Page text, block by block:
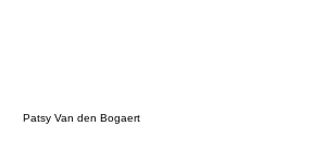
Patsy Van den Bogaert